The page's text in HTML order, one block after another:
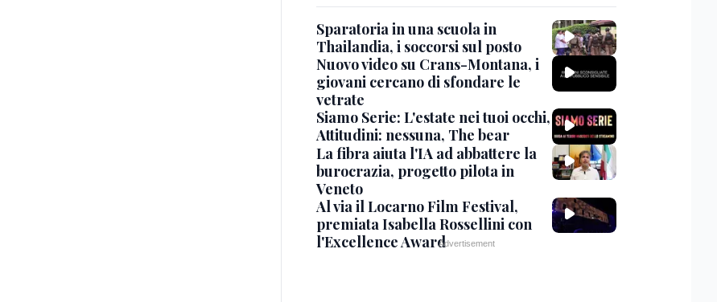
Sparatoria in una scuola in
Thailandia, i soccorsi sul posto
Nuovo video su Crans-Montana, i
giovani cercano di sfondare le
vetrate
Siamo Serie: L'estate nei tuoi occhi,
Attitudini: nessuna, The bear
La fibra aiuta l'IA ad abbattere la
burocrazia, progetto pilota in
Veneto
Al via il Locarno Film Festival,
premiata Isabella Rossellini con
l'Excellence Award